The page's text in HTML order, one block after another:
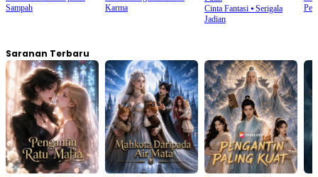
Sampah
Karma
Cinta Fantasi⦁ Serigala
Jadian
Saranan Terbaru